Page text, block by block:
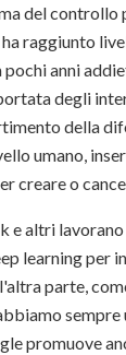
del controllo
raggiunto
anni
degli
della
umano,
creare o
e altri
learning per
parte,
promuove